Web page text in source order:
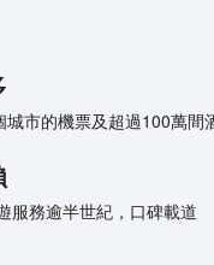
城市的機票及超過100萬間
服務逾半世紀，口碑載道